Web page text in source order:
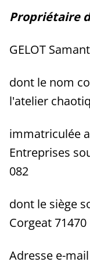
Propriétaire
GELOT
dont le nom
l'atelier
immatriculée
Entreprises
082
dont le siège
Corgeat
Adresse e-